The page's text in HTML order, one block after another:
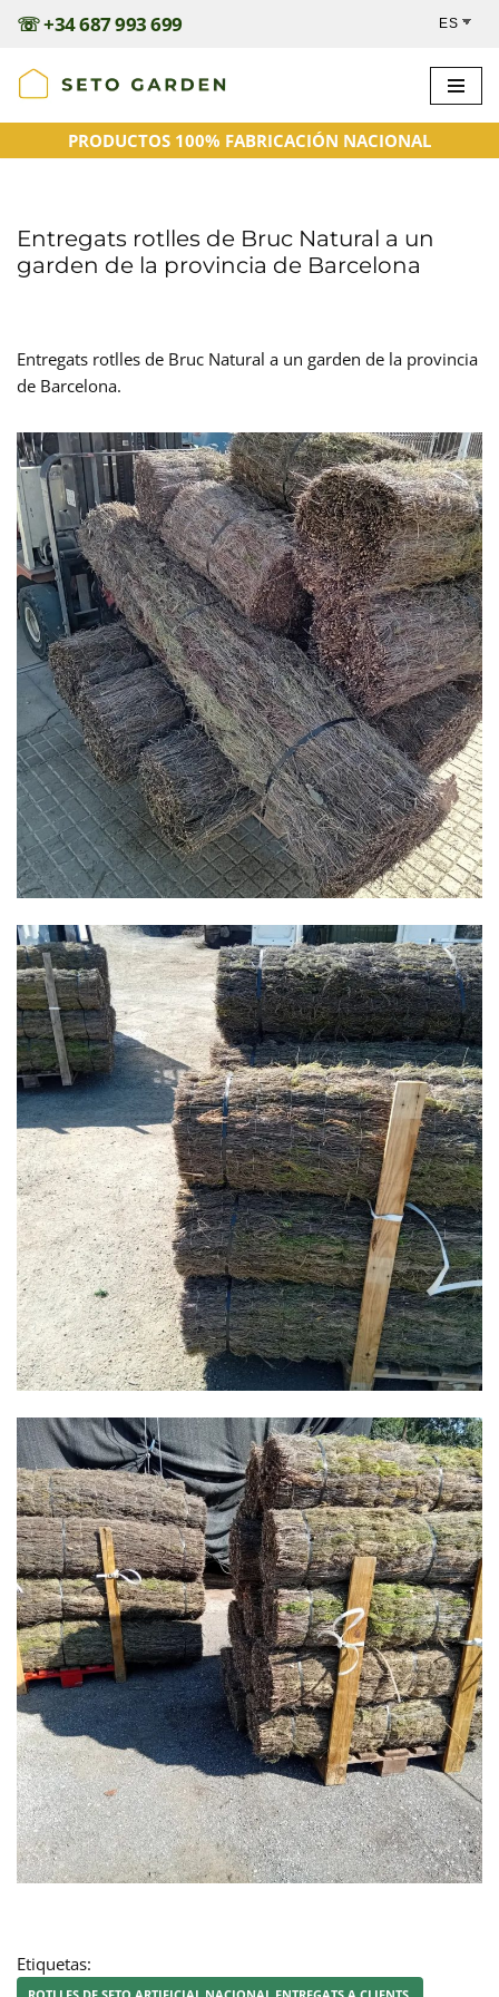
☏+34 687 993 699
PRODUCTOS 100% FABRICACIÓN NACIONAL
Entregats rotlles de Bruc Natural a un
garden de la provincia de Barcelona
Entregats rotlles de Bruc Natural a un garden de la provincia
de Barcelona.
Etiquetas: